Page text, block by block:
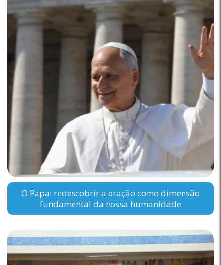
O Papa: redescobrir a oração como dimensão
fundamental da nossa humanidade